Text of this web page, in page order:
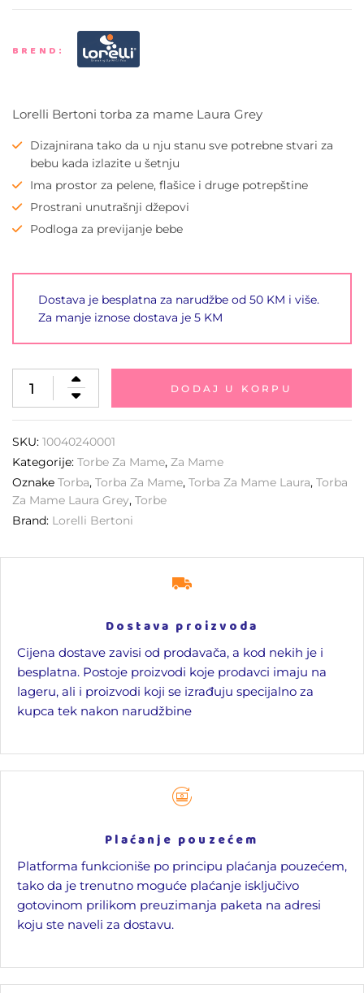
BREND:
Lorelli Bertoni torba za mame Laura Grey
Dizajnirana tako da u nju stanu sve potrebne stvari za
bebu kada izlazite u šetnju
Ima prostor za pelene, flašice i druge potrepštine
Prostrani unutrašnji džepovi
Podloga za previjanje bebe
Dostava je besplatna za narudžbe od 50 KM i više.
Za manje iznose dostava je 5 KM
DODAJ U KORPU
SKU: 10040240001
Kategorije: Torbe Za Mame, Za Mame
Oznake Torba, Torba Za Mame, Torba Za Mame Laura, Torba
Za Mame Laura Grey, Torbe
Brand: Lorelli Bertoni
Dostava proizvoda
Cijena dostave zavisi od prodavača, a kod nekih je i
besplatna. Postoje proizvodi koje prodavci imaju na
lageru, ali i proizvodi koji se izrađuju specijalno za
kupca tek nakon narudžbine
Plaćanje pouzećem
Platforma funkcioniše po principu plaćanja pouzećem,
tako da je trenutno moguće plaćanje isključivo
gotovinom prilikom preuzimanja paketa na adresi
koju ste naveli za dostavu.